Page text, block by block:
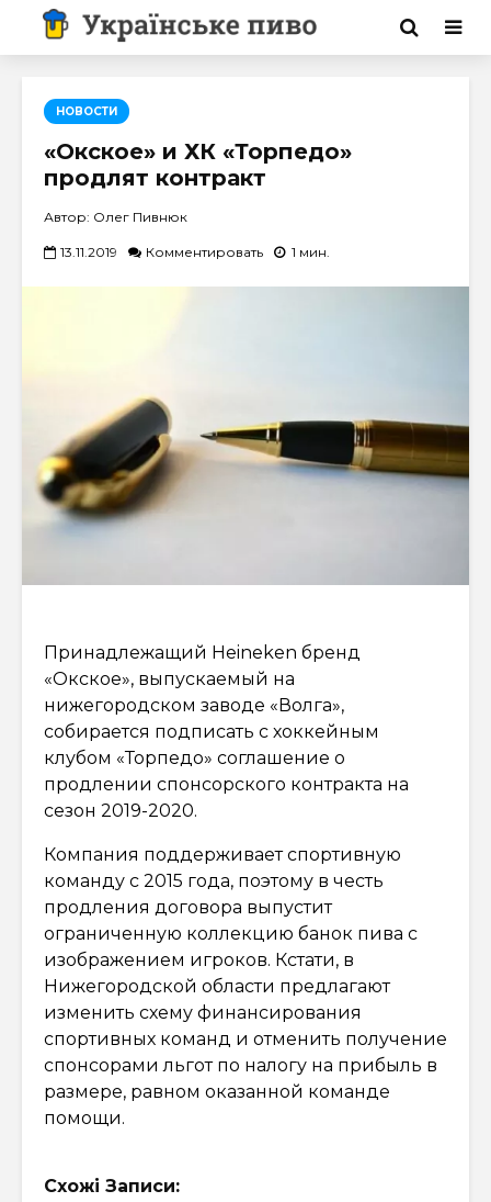
НОВОСТИ
«Окское» и ХК «Торпедо»
продлят контракт
Автор: Олег Пивнюк
13.11.2019 Комментировать 1 мин.
Принадлежащий Heineken бренд
«Окское», выпускаемый на
нижегородском заводе «Волга»,
собирается подписать с хоккейным
клубом «Торпедо» соглашение о
продлении спонсорского контракта на
сезон 2019-2020.
Компания поддерживает спортивную
команду с 2015 года, поэтому в честь
продления договора выпустит
ограниченную коллекцию банок пива с
изображением игроков. Кстати, в
Нижегородской области предлагают
изменить схему финансирования
спортивных команд и отменить получение
спонсорами льгот по налогу на прибыль в
размере, равном оказанной команде
помощи.
Схожі Записи: